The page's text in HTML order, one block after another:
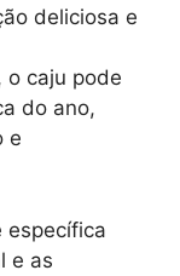
deliciosa e
o caju pode
do ano,
e
específica
e as